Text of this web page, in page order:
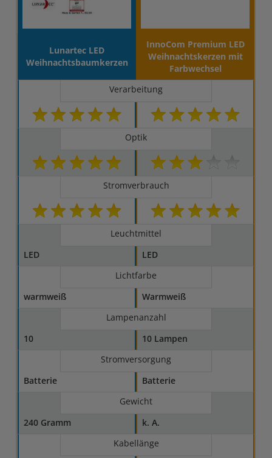
Lunartec LED
Weihnachtsbaumkerzen
InnoCom Premium LED
Weihnachtskerzen mit
Farbwechsel
Verarbeitung
Optik
Stromverbrauch
Leuchtmittel
LED
LED
Lichtfarbe
warmweiß
Warmweiß
Lampenanzahl
10
10 Lampen
Stromversorgung
Batterie
Batterie
Gewicht
240 Gramm
k. A.
Kabellänge